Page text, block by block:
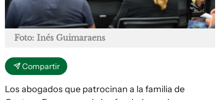
Foto: Inés Guimaraens
Compartir
Los abogados que patrocinan a la familia de